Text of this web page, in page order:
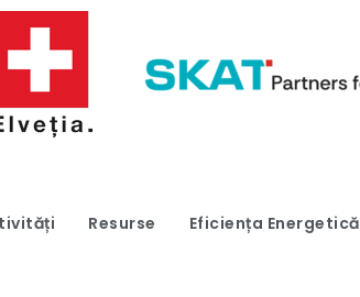
Resurse Eficiența Energetică